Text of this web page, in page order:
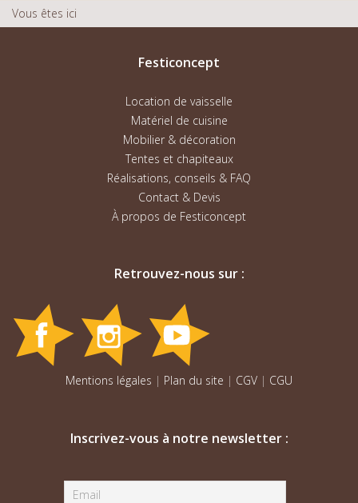
Vous êtes ici
Festiconcept
Location de vaisselle
Matériel de cuisine
Mobilier & décoration
Tentes et chapiteaux
Réalisations, conseils & FAQ
Contact & Devis
À propos de Festiconcept
Retrouvez-nous sur :
Mentions légales | Plan du site | CGV | CGU
Inscrivez-vous à notre newsletter :